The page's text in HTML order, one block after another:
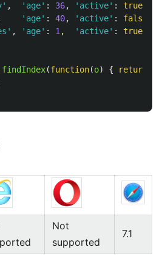
' , ' age' : 36, ' active' : true
' age' : 40, ' active' : false
' , ' age' : 1 , ' active' : true
findIndex(function(o) { return
Not
supported
7.1